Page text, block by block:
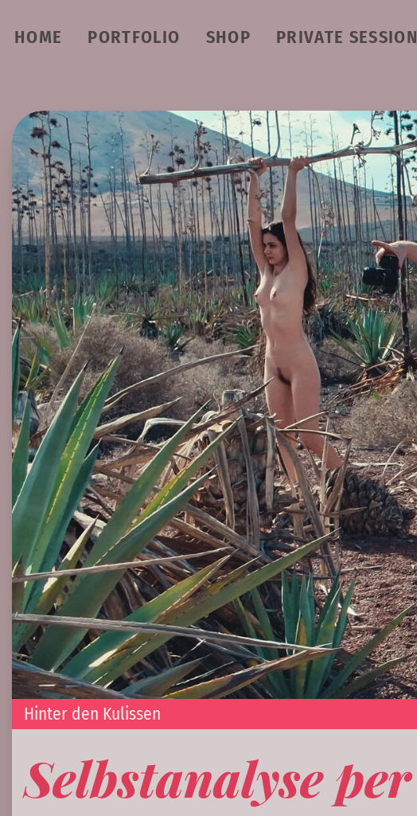
HOME PORTFOLIO SHOP PRIVATE SESSION
Hinter den Kulissen
Selbstanalyse